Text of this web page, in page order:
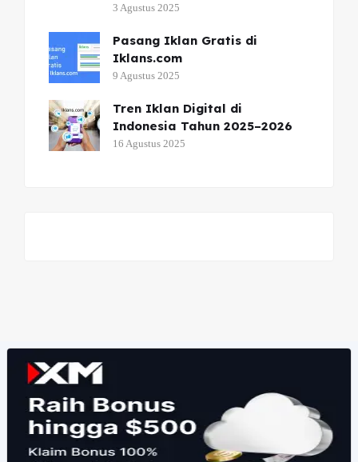
3 Agustus 2025
Pasang Iklan Gratis di
Iklans.com
9 Agustus 2025
Tren Iklan Digital di
Indonesia Tahun 2025–2026
16 Agustus 2025